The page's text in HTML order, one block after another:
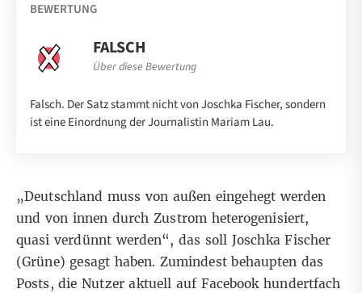
BEWERTUNG
FALSCH
Über diese Bewertung
Falsch. Der Satz stammt nicht von Joschka Fischer, sondern
ist eine Einordnung der Journalistin Mariam Lau.
„Deutschland muss von außen eingehegt werden
und von innen durch Zustrom heterogenisiert,
quasi verdünnt werden“, das soll Joschka Fischer
(Grüne) gesagt haben. Zumindest behaupten das
Posts, die Nutzer aktuell auf Facebookhundertfach